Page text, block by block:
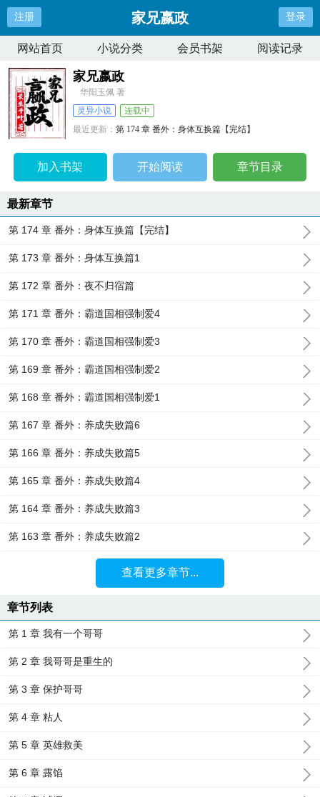
注册 家兄嬴政 登录
网站首页 小说分类 会员书架 阅读记录
家兄嬴政
华阳玉佩 著
灵异小说
连载中
最近更新：第 174 章 番外：身体互换篇【完结】
加入书架 开始阅读 章节目录
最新章节
第 174 章 番外：身体互换篇【完结】
第 173 章 番外：身体互换篇1
第 172 章 番外：夜不归宿篇
第 171 章 番外：霸道国相强制爱4
第 170 章 番外：霸道国相强制爱3
第 169 章 番外：霸道国相强制爱2
第 168 章 番外：霸道国相强制爱1
第 167 章 番外：养成失败篇6
第 166 章 番外：养成失败篇5
第 165 章 番外：养成失败篇4
第 164 章 番外：养成失败篇3
第 163 章 番外：养成失败篇2
查看更多章节...
章节列表
第 1 章 我有一个哥哥
第 2 章 我哥哥是重生的
第 3 章 保护哥哥
第 4 章 粘人
第 5 章 英雄救美
第 6 章 露馅